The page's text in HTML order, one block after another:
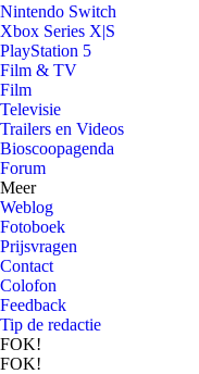
Nintendo Switch
Xbox Series X|S
PlayStation 5
Film & TV
Film
Televisie
Trailers en Videos
Bioscoopagenda
Forum
Meer
Weblog
Fotoboek
Prijsvragen
Contact
Colofon
Feedback
Tip de redactie
FOK!
FOK!